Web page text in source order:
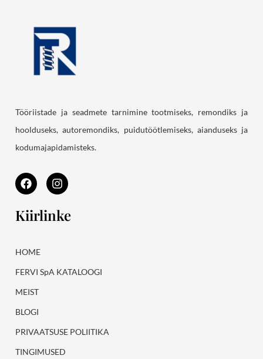
Tööriistade ja seadmete tarnimine tootmiseks, remondiks ja
hoolduseks, autoremondiks, puidutöötlemiseks, aianduseks ja
kodumajapidamisteks.
F
a
c
b
k
I
n
s
a
Kiirlinke
HOME
FERVI SpA KATALOOGI
MEIST
BLOGI
PRIVAATSUSE POLIITIKA
TINGIMUSED